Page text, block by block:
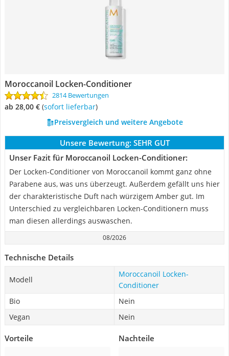
Moroccanoil Locken-Conditioner
2814 Bewertungen
ab 28,00 € ( Sofort lieferbar)
Preisvergleich und weitere Angebote
Unsere Bewertung: SEHR GUT
Unser Fazit für Moroccanoil Locken-Conditioner:
Der Locken-Conditioner von Moroccanoil kommt ganz ohne
Parabene aus, was uns überzeugt. Außerdem gefällt uns hier
der charakteristische Duft nach würzigem Amber gut. Im
Unterschied zu vergleichbaren Locken-Conditionern muss
man diesen allerdings auswaschen.
08/2026
Technische Details
Modell
Moroccanoil Locken-
Conditioner
Bio
Nein
Vegan
Nein
Vorteile Nachteile